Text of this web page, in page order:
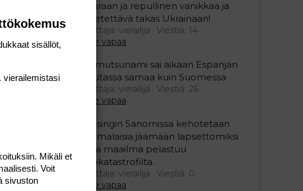
#5
kouraan ja repullinen vanikkaa ja
lähetettävä takas Ukrainaan!
Aloittaja: vierailija
Viestiä: 14
Aihe vapaa
Mamutsunami sai aikaan Espanjan
Ceutassa samaa kuin Suomessa
Aloittaja: vierailija
Viestiä: 26
Aihe vapaa
Helsingin Sanomissa kehotetaan
suomalaisia jäämään lapsettomiksi
jotta maailma pelastuu
ekokatastrofilta.
Aloittaja: vierailija
Viestiä: 0
Aihe vapaa
sisällöt,
vierailemis­tasi
Mikäli et
Voit
sivuston